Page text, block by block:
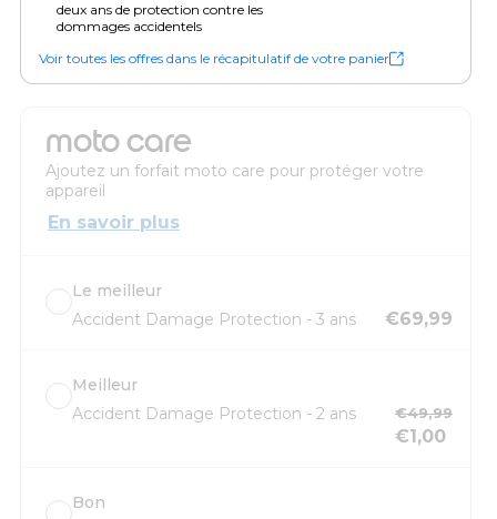
deux ans de protection contre les
dommages accidentels
Voir toutes les offres dans le récapitulatif de votre panier
moto care
Ajoutez un forfait moto care pour protéger votre
appareil
En savoir plus
Le meilleur
Accident Damage Protection - 3 ans
€69,99
Meilleur
Accident Damage Protection - 2 ans
€49,99
€1,00
Bon